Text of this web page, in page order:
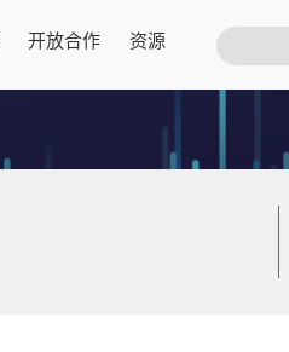
开放合作 资源